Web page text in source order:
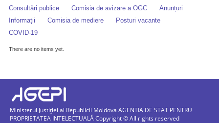
Consultări publice
Comisia de avizare a OGC
Anunțuri
Informații
Comisia de mediere
Posturi vacante
COVID-19
There are no items yet.
Ministerul Justiției al Republicii Moldova AGENTIA DE STAT PENTRU
PROPRIETATEA INTELECTUALĂ Copyright © All rights reserved